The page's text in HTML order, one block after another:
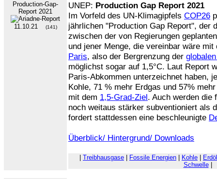
Production-Gap-
Report 2021
11.10.21 (141)
UNEP: Production Gap Report 2021
Im Vorfeld des UN-Klimagipfels COP26
jährlichen "Production Gap Report", der
zwischen der von Regierungen
und jener Menge, die vereinbar wäre
Paris, also der Bergrenzung der
möglichst sogar auf 1,5°C. Laut Report
Paris-Abkommen unterzeichnet haben,
Kohle, 71 % mehr Erdgas und 57%
mit dem 1,5-Grad-Ziel. Auch werden die
noch weitaus stärker subventioniert als
fordert stattdessen eine beschleunigte
Überblick/ Hintergrund/ Downloads
Treibhausgase Fossile Energien Kohle
Erdöl
Schwelle|